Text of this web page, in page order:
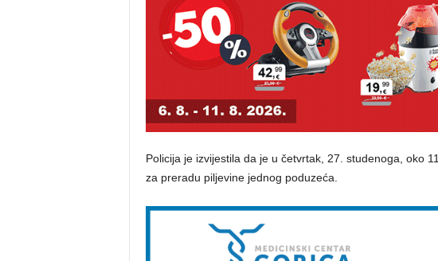
Policija je izvijestila da je u četvrtak, 27. studenoga, oko
za preradu piljevine jednog poduzeća.